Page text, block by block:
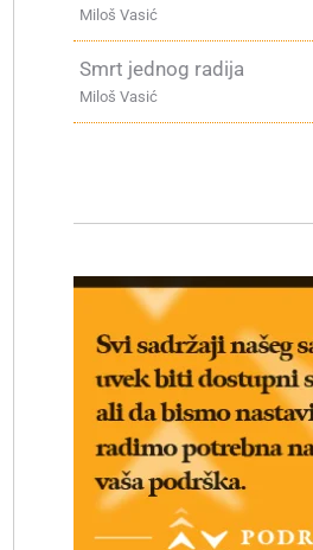
Miloš Vasić
Smrt jednog radija
Miloš Vasić